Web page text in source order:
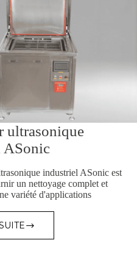
ultrasonique
ASonic
industriel ASonic est
un nettoyage complet et
variété d'applications